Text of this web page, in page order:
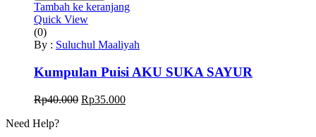
Tambah ke keranjang
Quick View
(0)
By : Suluchul Maaliyah
Kumpulan Puisi AKU SUKA SAYUR
Rp40.000 Harga
Rp35.000Harga
Need Help?